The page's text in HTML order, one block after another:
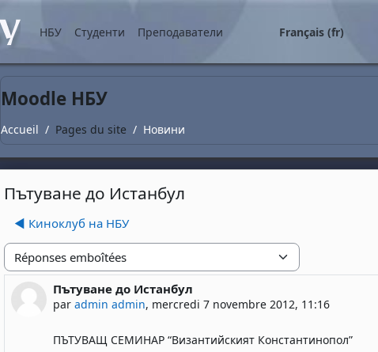
НБУ Студенти Преподаватели Français ‎(fr)‎
Moodle НБУ
Accueil Pages du site Новини
Пътуване до Истанбул
◀︎ Киноклуб на НБУ
Type d'affichage
Пътуване до Истанбул
par admin admin, mercredi 7 novembre 2012, 11:16
Nombre de réponses : 0
ПЪТУВАЩ СЕМИНАР “Византийският Константинопол”